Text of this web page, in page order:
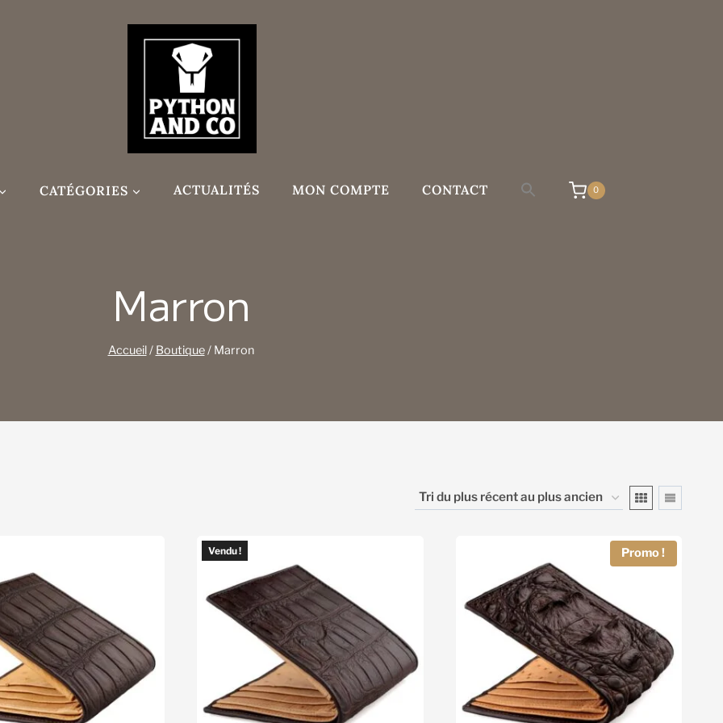
CATÉGORIES ACTUALITÉS MON COMPTE CONTACT 0
Marron
Accueil/ Boutique/ Marron
Vendu ! Promo !